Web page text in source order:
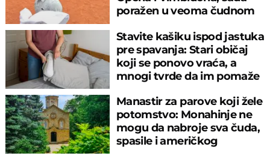
poražen u veoma čudnom
Stavite kašiku ispod jastuka
pre spavanja: Stari običaj
koji se ponovo vraća, a
mnogi tvrde da im pomaže
Manastir za parove koji žele
potomstvo: Monahinje ne
mogu da nabroje sva čuda,
spasile i američkog